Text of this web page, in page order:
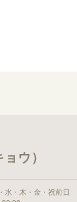
ウ）
水・木・金・祝前日